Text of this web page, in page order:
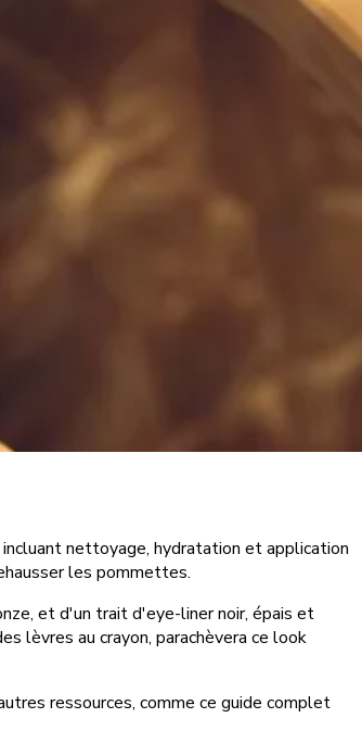
incluant nettoyage, hydratation et application
les pommettes.
et d'un trait d'eye-liner noir, épais et
lèvres au crayon, parachèvera ce look
ressources, comme ce guide complet